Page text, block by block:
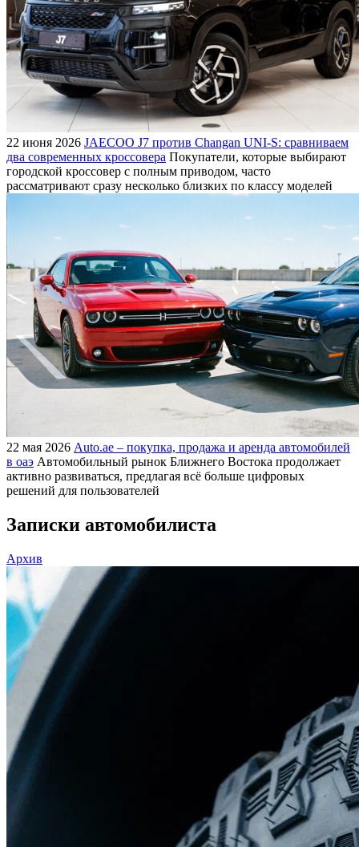
22 июня 2026 JAECOO J7 против Changan UNI-S: сравниваем
два современных кроссовера Покупатели, которые выбирают
городской кроссовер с полным приводом, часто
рассматривают сразу несколько близких по классу моделей
22 мая 2026 Auto.ae – покупка, продажа и аренда автомобилей
в оаэ Автомобильный рынок Ближнего Востока продолжает
активно развиваться, предлагая всё больше цифровых
решений для пользователей
Записки автомобилиста
Архив